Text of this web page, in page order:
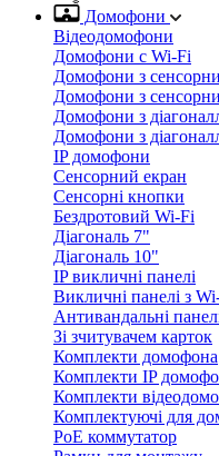
Домофони
Відеодомофони
Домофони с Wi-Fi
Домофони з
Домофони з
Домофони з
Домофони з
IP домофони
Сенсорний екран
Сенсорні кнопки
Бездротовий Wi-Fi
Діагональ 7"
Діагональ 10"
IP викличні панелі
Викличні панелі з
Антивандальні
Зі зчитувачем карток
Комплекти домофона
Комплекти IP
Комплекти
Комплектуючі для
PoE коммутатор